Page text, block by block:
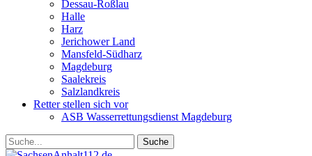
Dessau-Roßlau
Halle
Harz
Jerichower Land
Mansfeld-Südharz
Magdeburg
Saalekreis
Salzlandkreis
Retter stellen sich vor
ASB Wasserrettungsdienst Magdeburg